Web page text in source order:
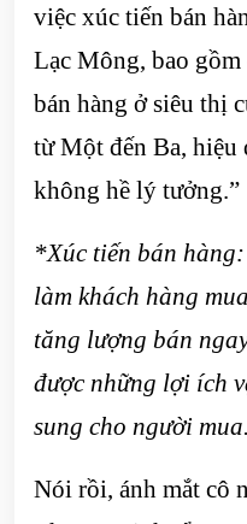
việc xúc tiến bán
Lạc Mông, bao
bán hàng ở siêu thị
từ Một đến Ba, hiệu
không hề lý tưởng.”
*Xúc tiến bán
làm khách hàng
tăng lượng bán
được những lợi ích
sung cho người mua.
Nói rồi, ánh mắt cô